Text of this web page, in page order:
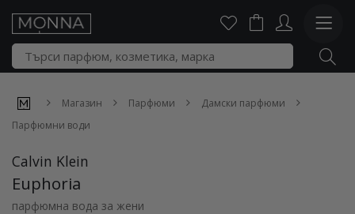
Магазин Парфюми
Дамски парфюми
Парфюмни води
Calvin Klein
Euphoria
парфюмна вода за жени